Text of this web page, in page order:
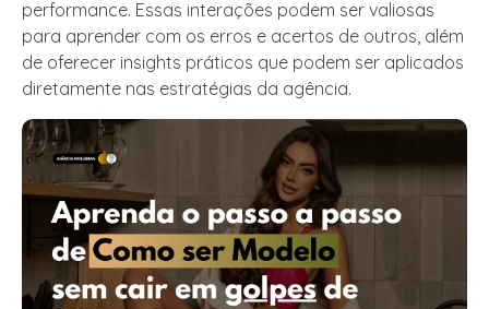
performance. Essas interações podem ser valiosas
para aprender com os erros e acertos de outros, além
de oferecer insights práticos que podem ser aplicados
diretamente nas estratégias da agência.